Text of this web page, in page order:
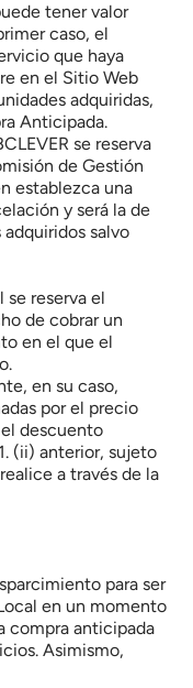
tener valor
caso, el
que haya
en el Sitio Web
adquiridas,
Anticipada.
se reserva
de Gestión
establezca una
y será la de
salvo
se reserva el
de cobrar un
en el que el
en su caso,
por el precio
descuento
(ii) anterior, sujeto
a través de la
para ser
en un momento
compra anticipada
Asimismo,